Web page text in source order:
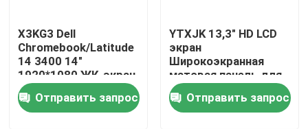
Видео
Замена экрана Lenovo LCD
Замена экрана Dell LCD
X3KG3 Dell
Chromebook/Latitude
14 3400 14"
1920*1080 ЖК-экран
Матовая панель
Отправить запрос
YTXJK 13,3" HD LCD
экран
Широкоэкранная
матовая панель для
Dell OEM Latitude
5300/7300
NT133WHM-N61
Отправить запрос